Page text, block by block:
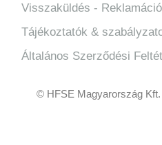
Visszaküldés - Reklamáció
Tájékoztatók &
Általános Szerződési
© HFSE Magyarország